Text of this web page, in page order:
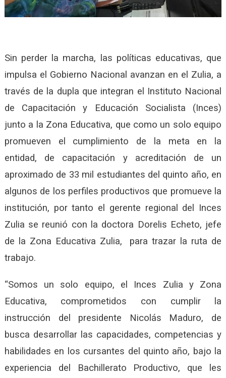
Sin perder la marcha, las políticas educativas, que
impulsa el Gobierno Nacional avanzan en el Zulia, a
través de la dupla que integran el Instituto Nacional
de Capacitación y Educación Socialista (Inces)
junto a la Zona Educativa, que como un solo equipo
promueven el cumplimiento de la meta en la
entidad, de capacitación y acreditación de un
aproximado de 33 mil estudiantes del quinto año, en
algunos de los perfiles productivos que promueve la
institución, por tanto el gerente regional del Inces
Zulia se reunió con la doctora Dorelis Echeto, jefe
de la Zona Educativa Zulia, para trazar la ruta de
trabajo.
“Somos un solo equipo, el Inces Zulia y Zona
Educativa, comprometidos con cumplir la
instrucción del presidente Nicolás Maduro, de
busca desarrollar las capacidades, competencias y
habilidades en los cursantes del quinto año, bajo la
experiencia del Bachillerato Productivo, que les